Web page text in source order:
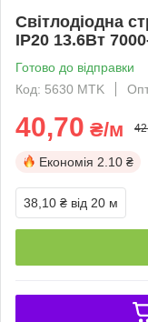
Світлодіодна
IP20 13.6Вт
Готово до відправки
Код: 5630 MTK
40,70 ₴/м
Економія 2.10 ₴
38,10 ₴ від 20 м